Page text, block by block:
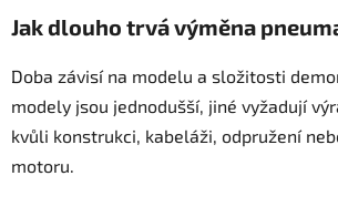
Jak dlouho trvá výměna
Doba závisí na modelu a složitosti
modely jsou jednodušší, jiné vyžadují
kvůli konstrukci, kabeláži, odpružení
motoru.